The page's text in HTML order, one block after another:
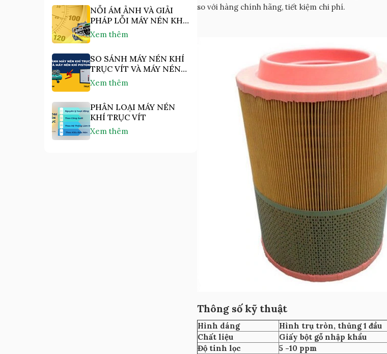
NỖI ÁM ẢNH VÀ GIẢI
PHÁP LỖI MÁY NÉN KHÍ
"NHIỆT ĐỘ CAO"
Xem thêm
SO SÁNH MÁY NÉN KHÍ
TRỤC VÍT VÀ MÁY NÉN
KHÍ PISTON
Xem thêm
PHÂN LOẠI MÁY NÉN
KHÍ TRỤC VÍT
Xem thêm
so với hàng chính hãng, tiết kiệm chi phí.
Thông số kỹ thuật
Hình dáng
Hình trụ tròn, thủng 1 đầu
Chất liệu
Giấy bột gỗ nhập khẩu
Độ tinh lọc
5 -10 ppm